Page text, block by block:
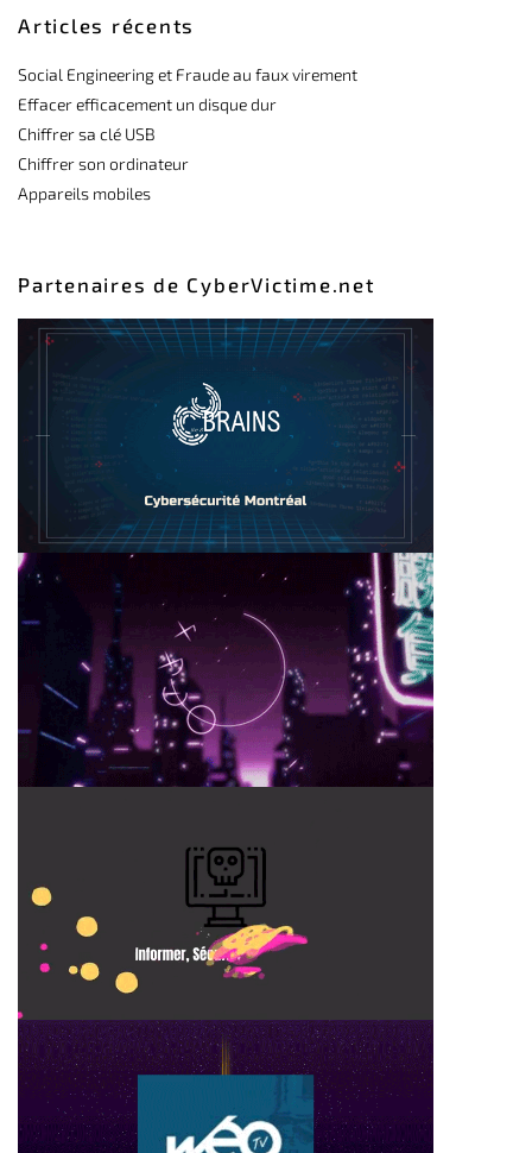
Articles récents
Social Engineering et Fraude au faux virement
Effacer efficacement un disque dur
Chiffrer sa clé USB
Chiffrer son ordinateur
Appareils mobiles
Partenaires de CyberVictime.net